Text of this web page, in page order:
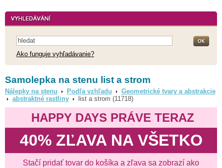
Ako funguje vyhľadávanie?
Samolepka na stenu list a strom
Nálepky na stenu Podľa vzhľadu
Geometrické tvary a abstrakcie
abstraktné rastliny
list a strom (11718)
HAPPY DAYS PRÁVE TERAZ
40% ZĽAVA NA VŠETKO
Stačí pridať tovar do košíka a zľava sa zobrazí ako